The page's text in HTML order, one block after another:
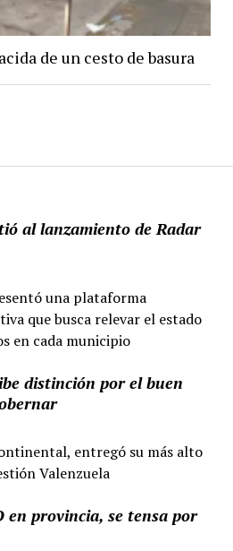
al lanzamiento de Radar
una plataforma
que busca relevar el estado
en cada municipio
distinción por el buen
entregó su más alto
Valenzuela
en provincia, se tensa por
de un cesto de basura